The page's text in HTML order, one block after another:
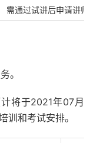
需通过试讲后申请讲师
。
将于2021年07月
训和考试安排。